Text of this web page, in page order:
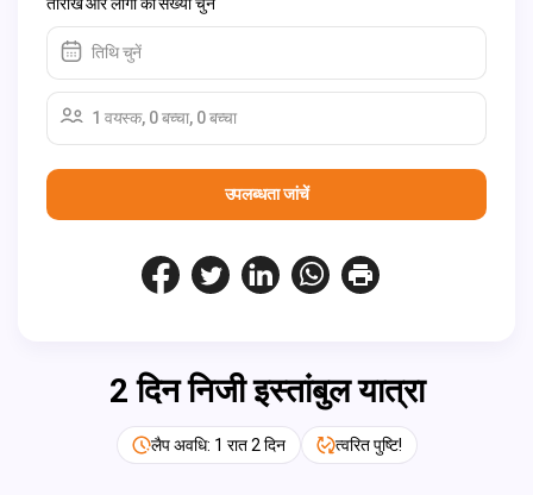
तिथि चुनें
1 वयस्क, 0 बच्चा, 0 बच्चा
उपलब्धता जांचें
2 दिन निजी इस्तांबुल यात्रा
लैप अवधि: 1 रात 2 दिन त्वरित पुष्टि!